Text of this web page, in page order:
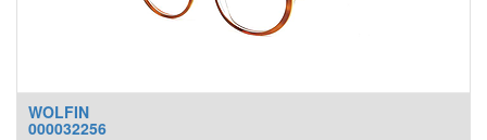
WOLFIN
000032256